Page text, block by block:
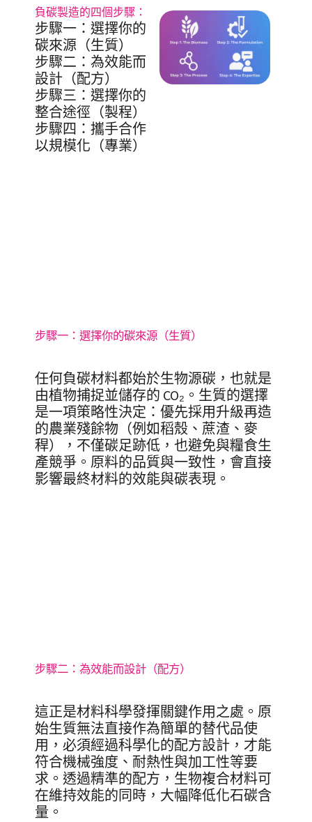
負碳製造的四個步驟：
步驟一：選擇你的
碳來源（生質）
步驟二：為效能而
設計（配方）
步驟三：選擇你的
整合途徑（製程）
步驟四：攜手合作
以規模化（專業）
步驟一：選擇你的碳來源（生質）
任何負碳材料都始於生物源碳，也就是
由植物捕捉並儲存的 CO₂。生質的選擇
是一項策略性決定：優先採用升級再造
的農業殘餘物（例如稻殼、蔗渣、麥
稈），不僅碳足跡低，也避免與糧食生
產競爭。原料的品質與一致性，會直接
影響最終材料的效能與碳表現。
步驟二：為效能而設計（配方）
這正是材料科學發揮關鍵作用之處。原
始生質無法直接作為簡單的替代品使
用，必須經過科學化的配方設計，才能
符合機械強度、耐熱性與加工性等要
求。透過精準的配方，生物複合材料可
在維持效能的同時，大幅降低化石碳含
量。